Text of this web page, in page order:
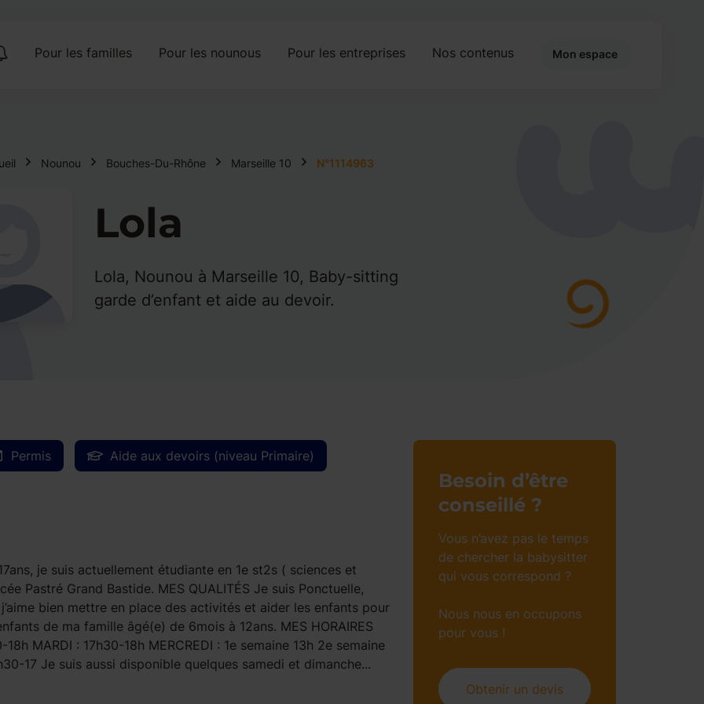
Pour les familles Pour les nounous Pour les entreprises Nos contenus Mon espace
Nounou Bouches-Du-Rhône Marseille 10 N°1114963
Lola
Lola, Nounou à Marseille 10, Baby-sitting
garde d’enfant et aide au devoir.
Permis Aide aux devoirs (niveau Primaire)
je suis actuellement étudiante en 1e st2s ( sciences et
Pastré Grand Bastide. MES QUALITÉS Je suis Ponctuelle,
bien mettre en place des activités et aider les enfants pour
de ma famille âgé(e) de 6mois à 12ans. MES HORAIRES
MARDI : 17h30-18h MERCREDI : 1e semaine 13h 2e semaine
17 Je suis aussi disponible quelques samedi et dimanche...
Besoin d’être
conseillé ?
Vous n’avez pas le temps
de chercher la babysitter
qui vous correspond ?
Nous nous en occupons
pour vous !
Obtenir un devis